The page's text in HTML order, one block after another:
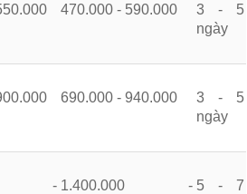
470.000 - 590.000
3 - 5
ngày
690.000 - 940.000
3 - 5
ngày
- 1.400.000 - 5 - 7